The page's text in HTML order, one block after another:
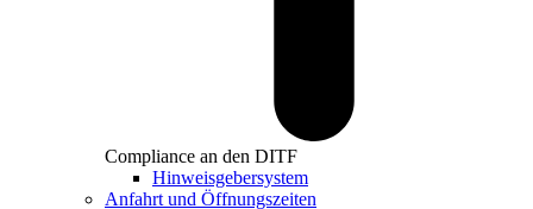
Compliance an den DITF
Hinweisgebersystem
Anfahrt und Öffnungszeiten